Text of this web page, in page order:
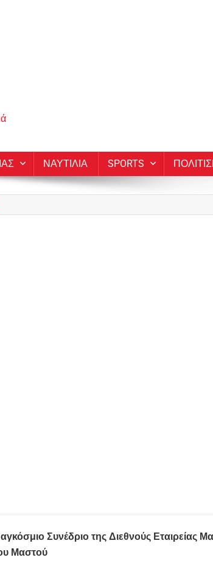
ΝΑΥΤΙΛΙΑ SPORTS
Συνέδριο της Διεθνούς Εταιρείας
Μαστού